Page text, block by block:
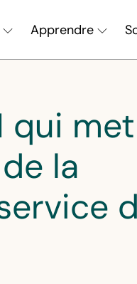
Apprendre
qui met
la